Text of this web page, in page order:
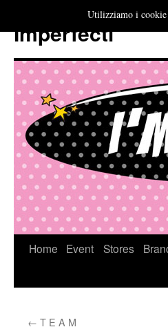
Imperfecti
VaiHome Event Stores
← T E A M
Utilizziamo i cookie